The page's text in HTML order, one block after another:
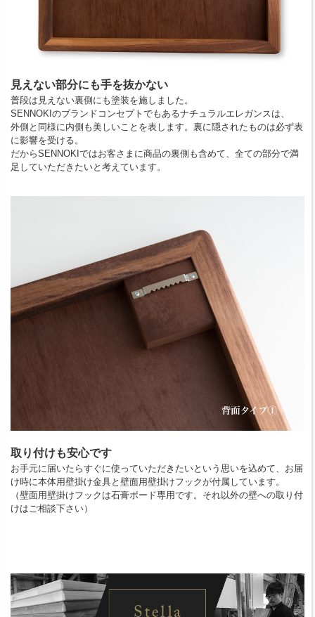
見えない部分にも手を抜かない
普段は見えない裏側にも塗装を施しました。
SENNOKIのブランドコンセプトでもあるナチュラルエレガンスは、
外側と同様に内側も美しいことを表します。裏に隠されたものは必ず表
に影響を受ける。
だからSENNOKIではお客さまに商品の裏側も含めて、全ての部分で満
足していただきたいと考えています。
取り付けも安心です
お手元に届いたらすぐに使っていただきたいという思いを込めて、お届
け時に本体用壁掛け金具と壁面用壁掛けフックが付属しています。
（壁面用壁掛けフックは石膏ボード専用です。それ以外の壁への取り付
けはご相談下さい）